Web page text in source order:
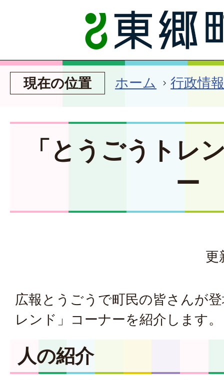
現在の位置 ホーム 行政情報
「とうごうトレ
ー
更
広報とうごうで町民の皆さんが
レンド」コーナーを紹介します。
人の紹介